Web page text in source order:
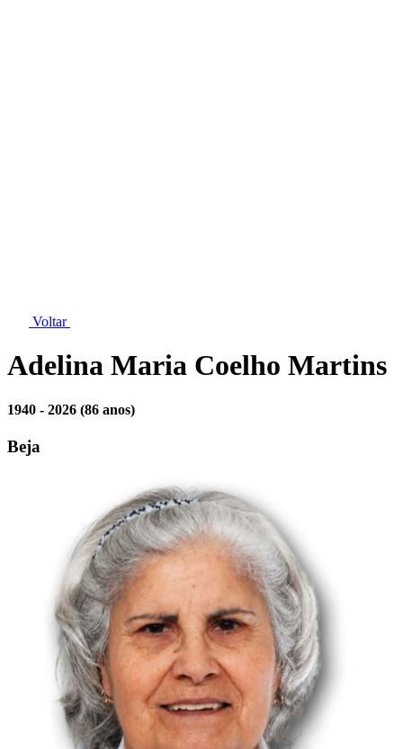
Voltar
Adelina Maria Coelho Martins
1940 - 2026 (86 anos)
Beja